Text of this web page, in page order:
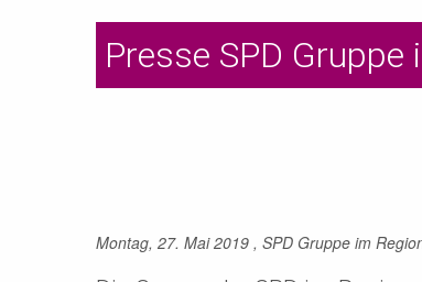
Presse SPD
Montag, 27. Mai 2019 , SPD Gruppe im